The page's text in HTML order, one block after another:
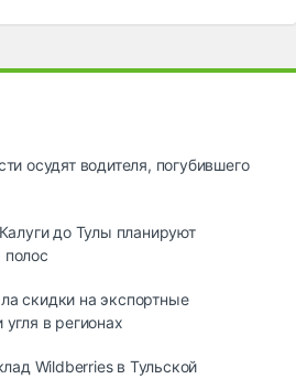
осудят водителя, погубившего
до Тулы планируют
скидки на экспортные
в регионах
Wildberries в Тульской